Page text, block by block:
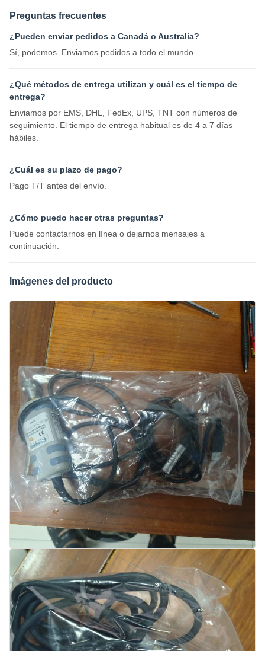
Preguntas frecuentes
¿Pueden enviar pedidos a Canadá o Australia?
Sí, podemos. Enviamos pedidos a todo el mundo.
¿Qué métodos de entrega utilizan y cuál es el tiempo de
entrega?
Enviamos por EMS, DHL, FedEx, UPS, TNT con números de
seguimiento. El tiempo de entrega habitual es de 4 a 7 días
hábiles.
¿Cuál es su plazo de pago?
Pago T/T antes del envío.
¿Cómo puedo hacer otras preguntas?
Puede contactarnos en línea o dejarnos mensajes a
continuación.
Imágenes del producto